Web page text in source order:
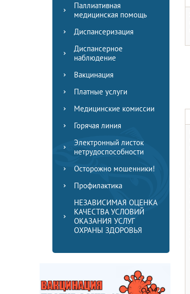
Паллиативная
медицинская помощь
Диспансеризация
Диспансерное
наблюдение
Вакцинация
Платные услуги
Медицинские комиссии
Горячая линия
Электронный листок
нетрудоспособности
Осторожно мошенники!
Профилактика
НЕЗАВИСИМАЯ ОЦЕНКА
КАЧЕСТВА УСЛОВИЙ
ОКАЗАНИЯ УСЛУГ
ОХРАНЫ ЗДОРОВЬЯ